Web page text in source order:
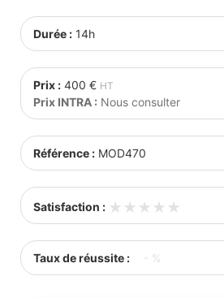
Durée : 14h
Prix : 400 € HT
Prix INTRA : Nous consulter
Référence : MOD470
Satisfaction : ★★★★★
★★★★★
Taux de réussite : - %